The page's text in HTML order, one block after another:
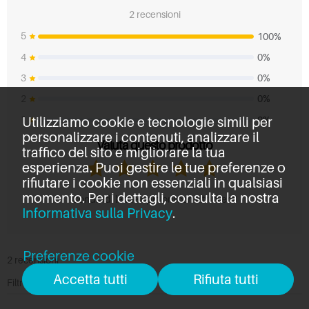
2 recensioni
5
100%
4
0%
3
0%
0%
1
0%
Valuta questo prodotto
Condividi le tue opinioni con altri clienti
2 recensioni
Filtra per:
Tutte le recensioni
Ordina per: Più recenti
Utilizziamo cookie e tecnologie simili per
personalizzare i contenuti, analizzare il
traffico del sito e migliorare la tua
esperienza. Puoi gestire le tue preferenze o
rifiutare i cookie non essenziali in qualsiasi
momento. Per i dettagli, consulta la nostra
Informativa sulla Privacy.
Preferenze cookie
Accetta tutti
Rifiuta tutti